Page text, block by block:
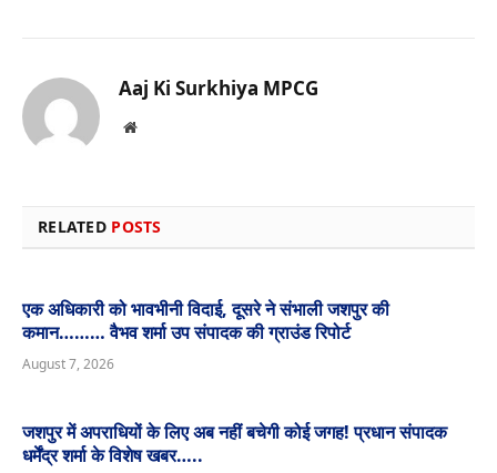
Aaj Ki Surkhiya MPCG
Website
RELATED POSTS
एक अधिकारी को भावभीनी विदाई, दूसरे ने संभाली जशपुर की
कमान……… वैभव शर्मा उप संपादक की ग्राउंड रिपोर्ट
August 7, 2026
जशपुर में अपराधियों के लिए अब नहीं बचेगी कोई जगह! प्रधान संपादक
धर्मेंद्र शर्मा के विशेष खबर…..